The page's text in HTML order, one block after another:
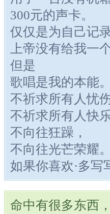
300元的声卡。
仅仅是为自己记录
上帝没有给我一
但是
歌唱是我的本能。
不祈求所有人忧伤
不祈求所有人快乐
不向往狂躁，
不向往光芒荣耀。
如果你喜欢·多写
命中有很多东西